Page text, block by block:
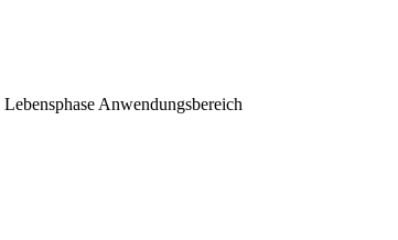
Lebensphase Anwendungsbereich